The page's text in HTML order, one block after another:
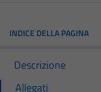
INDICE DELLA PAGINA
Descrizione
Allegati